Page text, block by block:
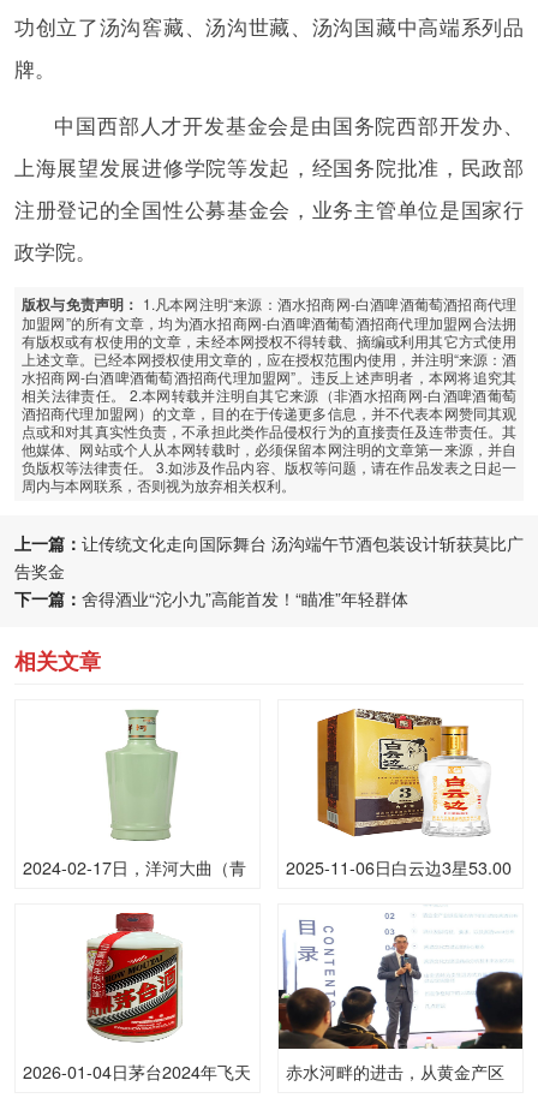
功创立了汤沟窖藏、汤沟世藏、汤沟国藏中高端系列品
牌。
中国西部人才开发基金会是由国务院西部开发办、
上海展望发展进修学院等发起，经国务院批准，民政部
注册登记的全国性公募基金会，业务主管单位是国家行
政学院。
版权与免责声明： 1.凡本网注明“来源：酒水招商网-白酒啤酒葡萄酒招商代理
加盟网”的所有文章，均为酒水招商网-白酒啤酒葡萄酒招商代理加盟网合法拥
有版权或有权使用的文章，未经本网授权不得转载、摘编或利用其它方式使用
上述文章。已经本网授权使用文章的，应在授权范围内使用，并注明“来源：酒
水招商网-白酒啤酒葡萄酒招商代理加盟网”。违反上述声明者，本网将追究其
相关法律责任。 2.本网转载并注明自其它来源（非酒水招商网-白酒啤酒葡萄
酒招商代理加盟网）的文章，目的在于传递更多信息，并不代表本网赞同其观
点或和对其真实性负责，不承担此类作品侵权行为的直接责任及连带责任。其
他媒体、网站或个人从本网转载时，必须保留本网注明的文章第一来源，并自
负版权等法律责任。 3.如涉及作品内容、版权等问题，请在作品发表之日起一
周内与本网联系，否则视为放弃相关权利。
上一篇： 让传统文化走向国际舞台 汤沟端午节酒包装设计斩获莫比广
告奖金
下一篇： 舍得酒业“沱小九”高能首发！“瞄准”年轻群体
相关文章
2024-02-17日，洋河大曲（青
价格是多少呢？
2025-11-06日白云边3星53.00
度酒价格为28一瓶，下跌 2元
2026-01-04日茅台2024年飞天
赤水河畔的进击，从黄金产区